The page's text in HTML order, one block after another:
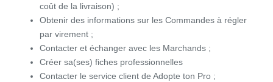
coût de la livraison) ;
Obtenir des informations sur les Commandes à régler
par virement ;
Contacter et échanger avec les Marchands ;
Créer sa(ses) fiches professionnelles
Contacter le service client de Adopte ton Pro ;